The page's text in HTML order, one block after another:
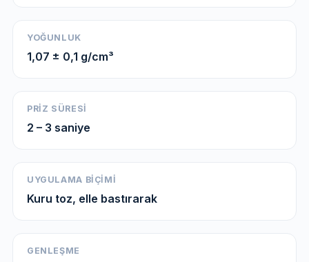
YOĞUNLUK
1,07 ± 0,1 g/cm³
PRIZ SÜRESI
2 – 3 saniye
UYGULAMA BIÇIMI
Kuru toz, elle bastırarak
GENLEŞME